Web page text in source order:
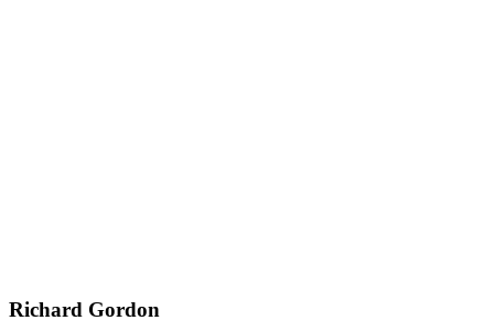
Richard Gordon